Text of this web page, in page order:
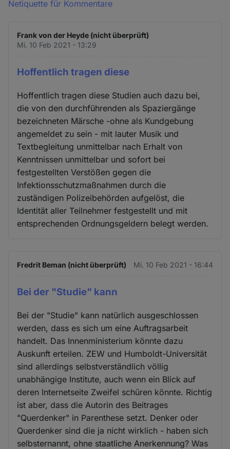
Netiquette für Kommentare
Frank von der Heyde (nicht überprüft)
Mi. 10 Feb 2021 - 13:29
Hoffentlich tragen diese
Hoffentlich tragen diese Studien auch dazu bei,
die von den durchführenden als Spaziergänge
bezeichneten Märsche -ohne als Kundgebung
angemeldet zu sein - mit lauter Musik und
Textbegleitung unmittelbar nach Erhalt von
Kenntnissen unmittelbar und sofort bei
festgestellten Verstößen gegen die
Infektionsschutzmaßnahmen durch die
zuständigen Polizeibehörden aufgelöst, die
Identität aller Teilnehmer festgestellt und mit
entsprechenden Ordnungsgeldern belegt werden.
Fredrit Beman (nicht überprüft) Mi. 10 Feb 2021 - 16:44
Bei der "Studie" kann
Bei der "Studie" kann natürlich ausgeschlossen
werden, dass es sich um eine Auftragsarbeit
handelt. Das Innenministerium könnte dazu
Auskunft erteilen. ZEW und Humboldt-Universität
sind allerdings selbstverständlich völlig
unabhängige Institute, auch wenn ein Blick auf
deren Internetseite Zweifel schüren könnte. Richtig
ist aber, dass die Autorin des Beitrages
"Querdenker" in Parenthese setzt. Denker oder
Querdenker sind die ja nicht wirklich - haben sich
selbsternannt, ohne staatliche Anerkennung? Was